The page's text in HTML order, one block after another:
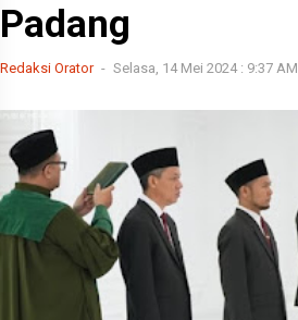
Padang
Redaksi Orator Selasa, 14 Mei 2024 : 9:37 AM